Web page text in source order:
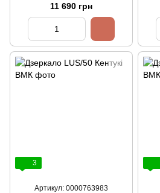
11 690 грн
3
Артикул: 0000763983